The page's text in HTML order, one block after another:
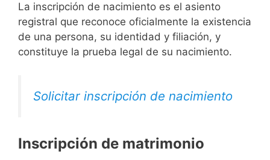
La inscripción de nacimiento es el asiento
registral que reconoce oficialmente la existencia
de una persona, su identidad y filiación, y
constituye la prueba legal de su nacimiento.
Solicitar inscripción de nacimiento
Inscripción de matrimonio